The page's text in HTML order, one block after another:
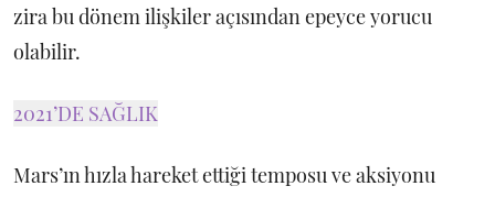
zira bu dönem ilişkiler açısından epeyce yorucu
olabilir.
2021’DE SAĞLIK
Mars’ın hızla hareket ettiği temposu ve aksiyonu